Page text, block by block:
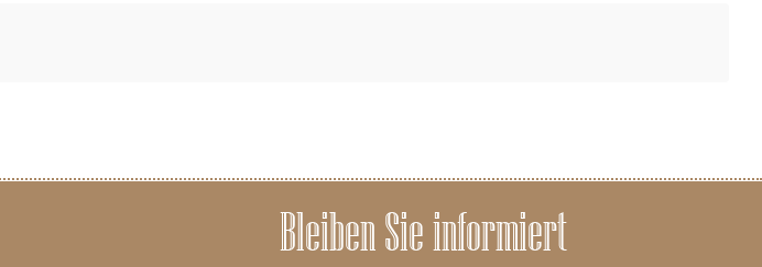
Bleiben Sie informiert